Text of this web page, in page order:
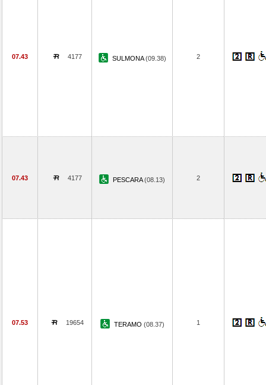
07.43 4177 SULMONA(09.38) 2
07.43 4177 PESCARA(08.13) 2
07.53 19654 TERAMO (08.37) 1